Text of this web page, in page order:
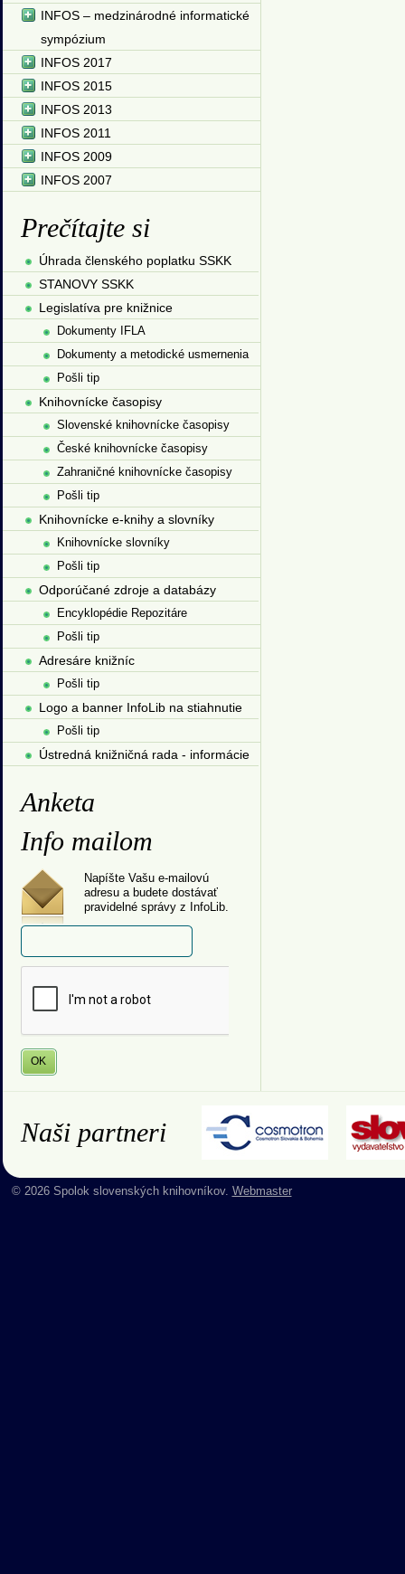
INFOS – medzinárodné informatické
sympózium
INFOS 2017
INFOS 2015
INFOS 2013
INFOS 2011
INFOS 2009
INFOS 2007
Prečítajte si
Úhrada členského poplatku SSKK
STANOVY SSKK
Legislatíva pre knižnice
Dokumenty IFLA
Dokumenty a metodické usmernenia
Pošli tip
Knihovnícke časopisy
Slovenské knihovnícke časopisy
České knihovnícke časopisy
Zahraničné knihovnícke časopisy
Pošli tip
Knihovnícke e-knihy a slovníky
Knihovnícke slovníky
Pošli tip
Odporúčané zdroje a databázy
Encyklopédie Repozitáre
Pošli tip
Adresáre knižníc
Pošli tip
Logo a banner InfoLib na stiahnutie
Pošli tip
Ústredná knižničná rada - informácie
Anketa
Info mailom
Napíšte Vašu e-mailovú
adresu a budete dostávať
pravidelné správy z InfoLib.
Naši partneri
© 2026 Spolok slovenských knihovníkov. Webmaster